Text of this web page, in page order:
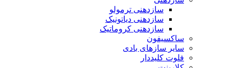
سازدهنی ترمولو
سازدهنی دیاتونیک
سازدهنی کروماتیک
ساکسیفون
سایر سازهای بادی
فلوت کلیددار